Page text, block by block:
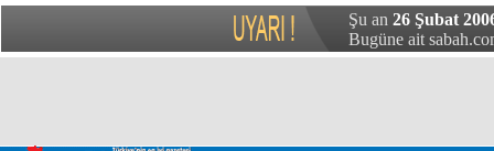
Şu an 26 Şubat
Bugüne ait